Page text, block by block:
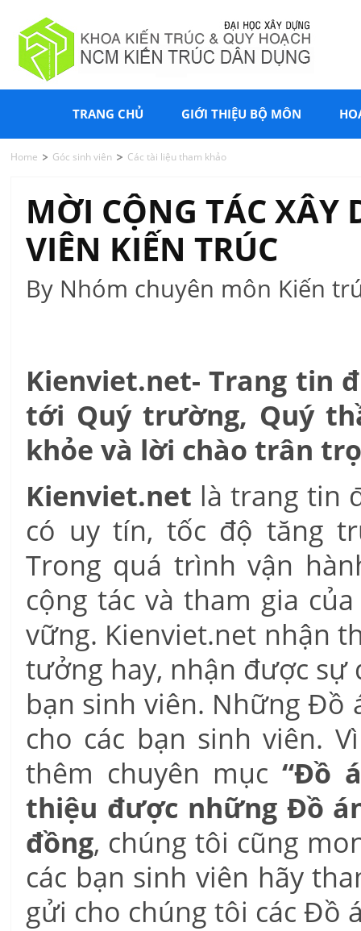
TRANG CHỦ GIỚI THIỆU BỘ MÔN
Home Góc sinh viên Các tài liệu tham khảo
MỜI CỘNG TÁC
VIÊN KIẾN TRÚC
By Nhóm chuyên môn Kiến
Kienviet.net- Trang tin
tới Quý trường, Quý
khỏe và lời chào trân
Kienviet.net là trang tin
có uy tín, tốc độ tăng
Trong quá trình vận
cộng tác và tham gia
vững. Kienviet.net nhận
tưởng hay, nhận được sự
bạn sinh viên. Những Đồ
cho các bạn sinh viên.
thêm chuyên mục “Đồ
thiệu được những Đồ
đồng, chúng tôi cũng
các bạn sinh viên hãy
gửi cho chúng tôi các Đồ